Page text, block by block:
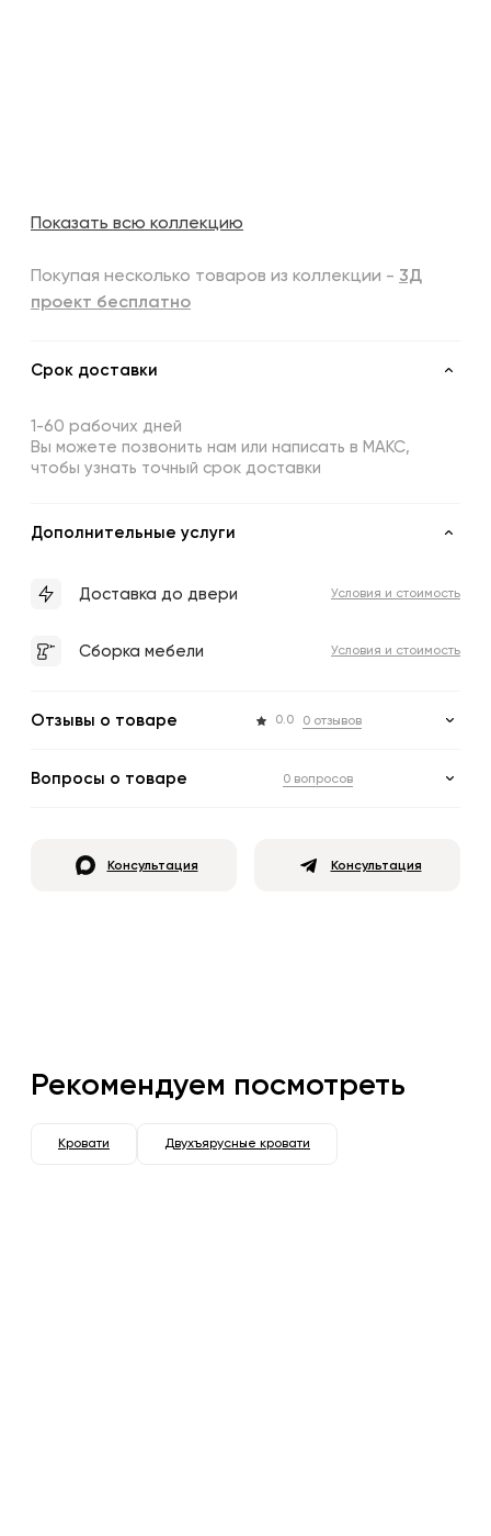
Показать всю коллекцию
Покупая несколько товаров из коллекции - 3Д
проект бесплатно
Срок доставки
1-60 рабочих дней
Вы можете позвонить нам или написать в МАКС,
чтобы узнать точный срок доставки
Дополнительные услуги
Доставка до двери Условия и стоимость
Сборка мебели Условия и стоимость
Отзывы о товаре 0.0 0 отзывов
Вопросы о товаре 0 вопросов
Консультация Консультация
Рекомендуем посмотреть
Кровати Двухъярусные кровати